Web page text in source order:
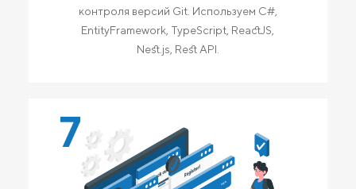
контроля версий Git. Используем C#,
EntityFramework, TypeScript, ReactJS,
Nest.js, Rest API.
7